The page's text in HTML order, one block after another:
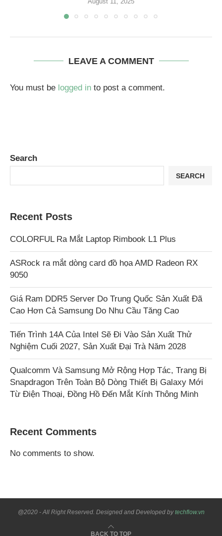
LEAVE A COMMENT
You must be logged in to post a comment.
Search
SEARCH
Recent Posts
COLORFUL Ra Mắt Laptop Rimbook L1 Plus
ASRock ra mắt dòng card đồ họa AMD Radeon RX
9050
Giá Ram DDR5 Server Do Trung Quốc Sản Xuất Đã
Cao Hơn Cả Samsung Do Nhu Cầu Tăng Cao
Tiến Trình 14A Của Intel Sẽ Đi Vào Sản Xuất Thử
Nghiệm Cuối 2027, Sản Xuất Đại Trà Năm 2028
Qualcomm Và Samsung Mở Rộng Hợp Tác, Trang Bị
Snapdragon Trên Toàn Bộ Dòng Thiết Bị Galaxy Mới
Từ Điện Thoại, Đồng Hồ Đến Mắt Kính Thông Minh
Recent Comments
No comments to show.
@2020 - All Right Reserved. Designed and Developed bytechflow.vn
BACK TO TOP